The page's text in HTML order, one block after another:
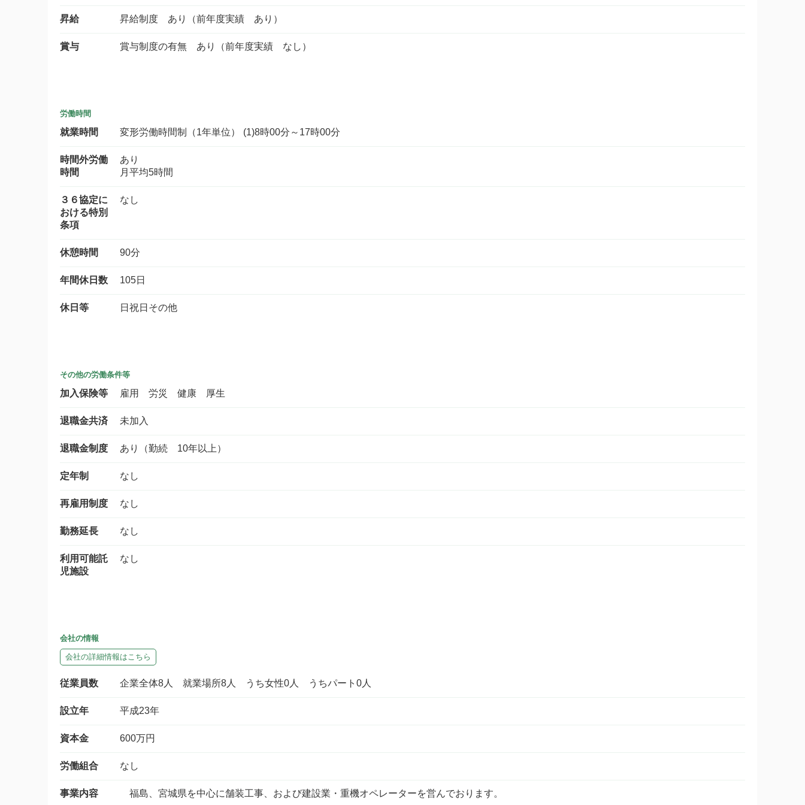
昇給 昇給制度 あり（前年度実績 あり）
賞与 賞与制度の有無 あり（前年度実績 なし）
労働時間
就業時間 変形労働時間制（1年単位） (1)8時00分～17時00分
時間外労働
時間
あり
月平均5時間
３６協定に
おける特別
条項
なし
休憩時間 90分
年間休日数 105日
休日等 日祝日その他
その他の労働条件等
加入保険等 雇用 労災 健康 厚生
退職金共済 未加入
退職金制度 あり（勤続 10年以上）
定年制 なし
再雇用制度 なし
勤務延長 なし
利用可能託
児施設
なし
会社の情報
会社の詳細情報はこちら
従業員数 企業全体8人 就業場所8人 うち女性0人 うちパート0人
設立年 平成23年
資本金 600万円
労働組合 なし
事業内容 福島、宮城県を中心に舗装工事、および建設業・重機オペレーターを営んでおります。